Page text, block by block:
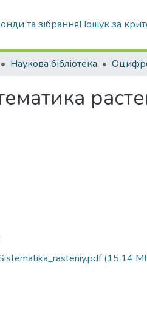
та зібранняПошук за
Наукова бібліотека
(15,14